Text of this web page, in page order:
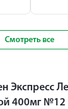
Смотреть все
Экспресс
400мг №12